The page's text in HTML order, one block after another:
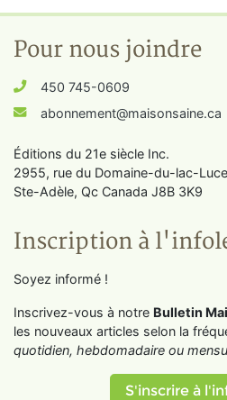
Pour nous joindre
450 745-0609
abonnement@maisonsaine.ca
Éditions du 21e siècle Inc.
2955, rue du Domaine-du-lac-
Ste-Adèle, Qc Canada J8B 3K9
Inscription à
Soyez informé !
Inscrivez-vous à notre Bulletin
les nouveaux articles selon la
quotidien, hebdomadaire ou
S'inscrire à